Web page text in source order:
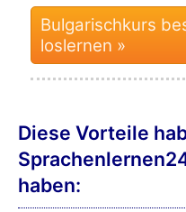
Bulgarischkurs
loslernen »
Diese Vorteile
haben: